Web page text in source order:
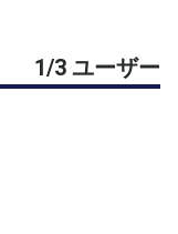
)
1/3 ユーザー